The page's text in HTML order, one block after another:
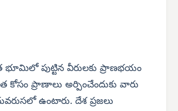
పుట్టిన వీరులకు ప్రాణభయం
ప్రాణాలు అర్పించేందుకు వారు
ఉంటారు. దేశ ప్రజలు